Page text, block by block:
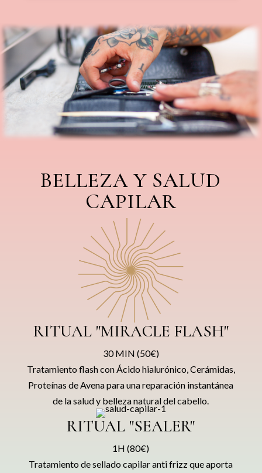
BELLEZA Y SALUD
CAPILAR
RITUAL "MIRACLE FLASH"
30 MIN (50€)
Tratamiento flash con Ácido hialurónico, Cerámidas,
Proteínas de Avena para una reparación instantánea
de la salud y belleza natural del cabello.
RITUAL "SEALER"
1H (80€)
Tratamiento de sellado capilar anti frizz que aporta